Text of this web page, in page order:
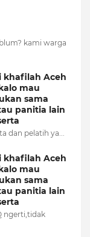
kami warga
khafilah Aceh
mau
sama
panitia lain
dan pelatih ya...
khafilah Aceh
mau
sama
panitia lain
ngerti,tidak